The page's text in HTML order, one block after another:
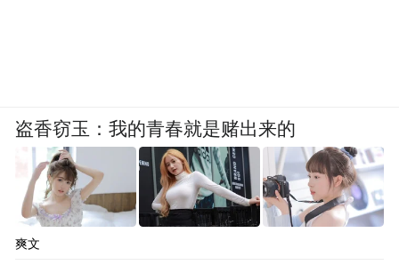
盗香窃玉：我的青春就是赌出来的
爽文